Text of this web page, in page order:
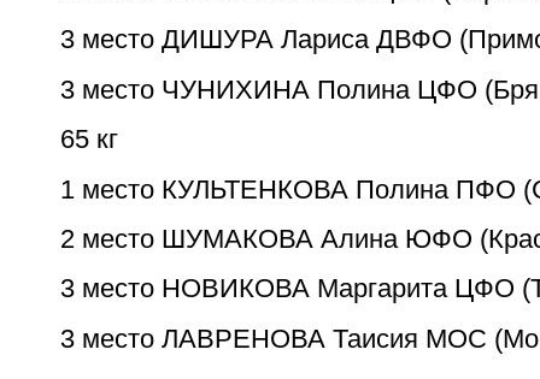
3 место ДИШУРА Лариса ДВФО
3 место ЧУНИХИНА Полина ЦФО
65 кг
1 место КУЛЬТЕНКОВА Полина ПФО
2 место ШУМАКОВА Алина ЮФО
3 место НОВИКОВА Маргарита ЦФО
3 место ЛАВРЕНОВА Таисия МОС